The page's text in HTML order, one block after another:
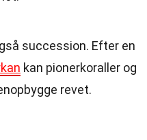
succession. Efter en
kan pionerkoraller og
revet.